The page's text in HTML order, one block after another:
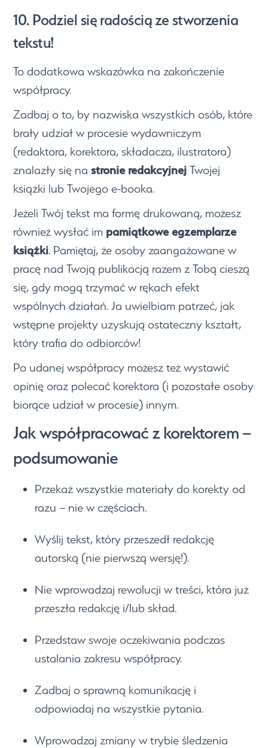
10. Podziel się radością ze stworzenia
tekstu!
To dodatkowa wskazówka na zakończenie
współpracy.
Zadbaj o to, by nazwiska wszystkich osób, które
brały udział w procesie wydawniczym
(redaktora, korektora, składacza, ilustratora)
znalazły się nastronie redakcyjnej Twojej
książki lub Twojego e-booka.
Jeżeli Twój tekst ma formę drukowaną, możesz
również wysłać im pamiątkowe egzemplarze
książki. Pamiętaj, że osoby zaangażowane w
pracę nad Twoją publikacją razem z Tobą cieszą
się, gdy mogą trzymać w rękach efekt
wspólnych działań. Ja uwielbiam patrzeć, jak
wstępne projekty uzyskują ostateczny kształt,
który trafia do odbiorców!
Po udanej współpracy możesz też wystawić
opinię oraz polecać korektora (i pozostałe osoby
biorące udział w procesie) innym.
Jak współpracować z korektorem –
podsumowanie
Przekaż wszystkie materiały do korekty od
razu – nie w częściach.
Wyślij tekst, który przeszedł redakcję
autorską (nie pierwszą wersję!).
Nie wprowadzaj rewolucji w treści, która już
przeszła redakcję i/lub skład.
Przedstaw swoje oczekiwania podczas
ustalania zakresu współpracy.
Zadbaj o sprawną komunikację i
odpowiadaj na wszystkie pytania.
Wprowadzaj zmiany w trybie śledzenia